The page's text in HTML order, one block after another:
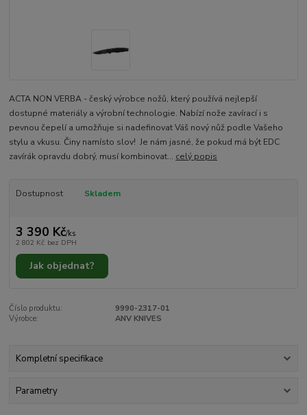
ACTA NON VERBA - český výrobce nožů, který používá nejlepší
dostupné materiály a výrobní technologie. Nabízí nože zavírací i s
pevnou čepelí a umožňuje si nadefinovat Váš nový nůž podle Vašeho
stylu a vkusu. Činy namísto slov! Je nám jasné, že pokud má být EDC
zavírák opravdu dobrý, musí kombinovat... celý popis
Dostupnost Skladem
3 390 Kč/ks
2 802 Kč bez DPH
Jak objednat?
Číslo produktu:
9990-2317-01
Výrobce:
ANV KNIVES
Kompletní specifikace
Parametry